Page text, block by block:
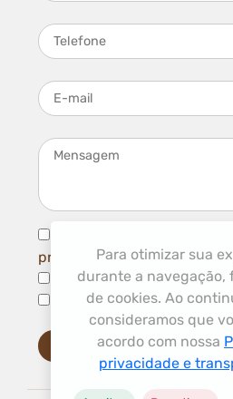
Telefone
E-mail
Mensagem
privacidadee termos de
Aceito ser contatado por
Aceito receber
Enviar mensagem
Para otimizar sua
durante a navegação,
de cookies. Ao
consideramos que
acordo com nossa
privacidade e